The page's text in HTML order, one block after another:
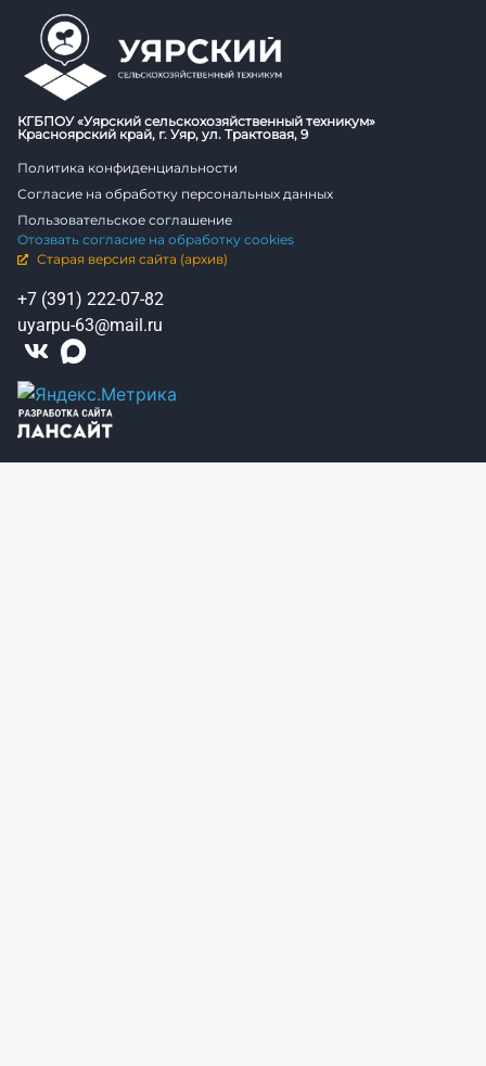
КГБПОУ «Уярский сельскохозяйственный техникум»
Красноярский край, г. Уяр, ул. Трактовая, 9
Политика конфиденциальности
Согласие на обработку персональных данных
Пользовательское соглашение
Отозвать согласие на обработку cookies
Старая версия сайта (архив)
+7 (391) 222-07-82
uyarpu-63@mail.ru